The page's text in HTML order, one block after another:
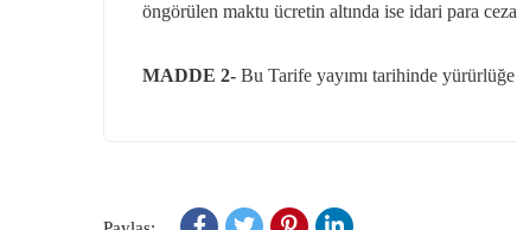
öngörülen maktu ücretin altında ise idari para
MADDE 2- Bu Tarife yayımı tarihinde